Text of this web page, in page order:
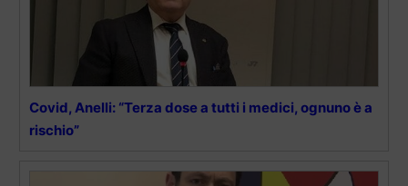
Covid, Anelli: “Terza dose a tutti i medici, ognuno è a
rischio”